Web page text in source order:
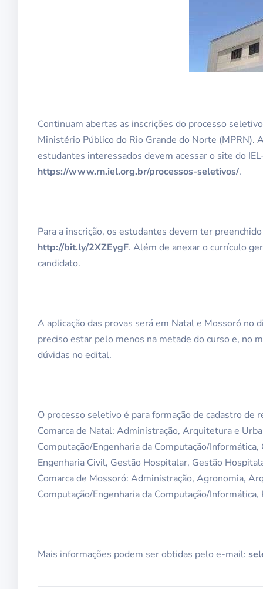
Continuam abertas as inscrições do processo
Ministério Público do Rio Grande do Norte (MPRN).
estudantes interessados devem acessar o site do
https://www.rn.iel.org.br/processos-seletivos/.
Para a inscrição, os estudantes devem ter
http://bit.ly/2XZEygF. Além de anexar o currículo
candidato.
A aplicação das provas será em Natal e Mossoró no
preciso estar pelo menos na metade do curso e, no
dúvidas no edital.
O processo seletivo é para formação de cadastro de
Comarca de Natal: Administração, Arquitetura e
Computação/Engenharia da Computação/
Engenharia Civil, Gestão Hospitalar, Gestão
Comarca de Mossoró: Administração, Agronomia,
Computação/Engenharia da Computação/
Mais informações podem ser obtidas pelo e-mail: